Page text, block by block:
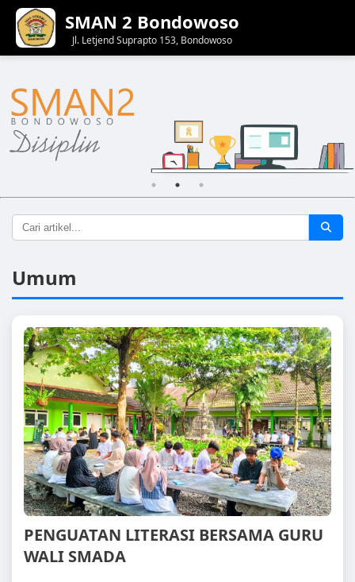
SMAN 2 Bondowoso
Jl. Letjend Suprapto 153, Bondowoso
Umum
PENGUATAN LITERASI BERSAMA GURU
WALI SMADA